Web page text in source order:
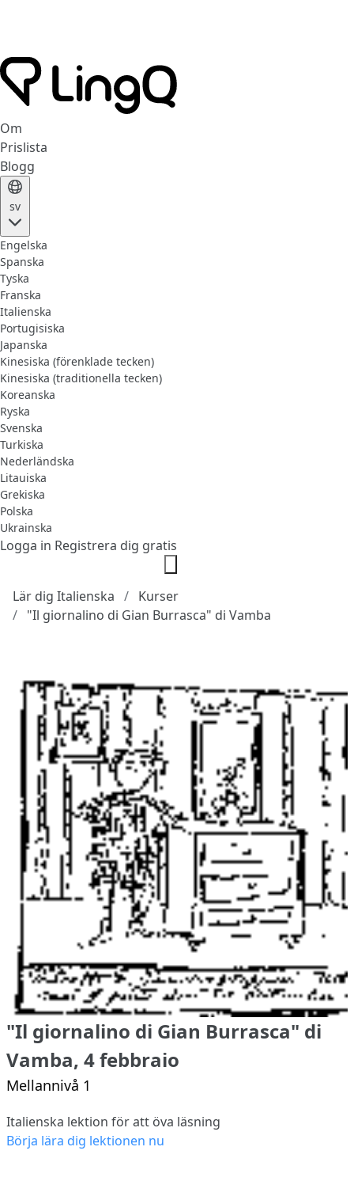
Om
Prislista
Blogg
sv
Engelska
Spanska
Tyska
Franska
Italienska
Portugisiska
Japanska
Kinesiska (förenklade tecken)
Kinesiska (traditionella tecken)
Koreanska
Ryska
Svenska
Turkiska
Nederländska
Litauiska
Grekiska
Polska
Ukrainska
Logga in Registrera dig gratis
Lär dig Italienska
Kurser
"Il giornalino di Gian Burrasca" di Vamba
"Il giornalino di Gian Burrasca" di
Vamba, 4 febbraio
Mellannivå 1
Italienska lektion för att öva läsning
Börja lära dig lektionen nu